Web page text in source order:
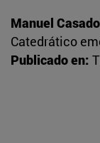
Manuel Casado
Catedrático
Publicado en: